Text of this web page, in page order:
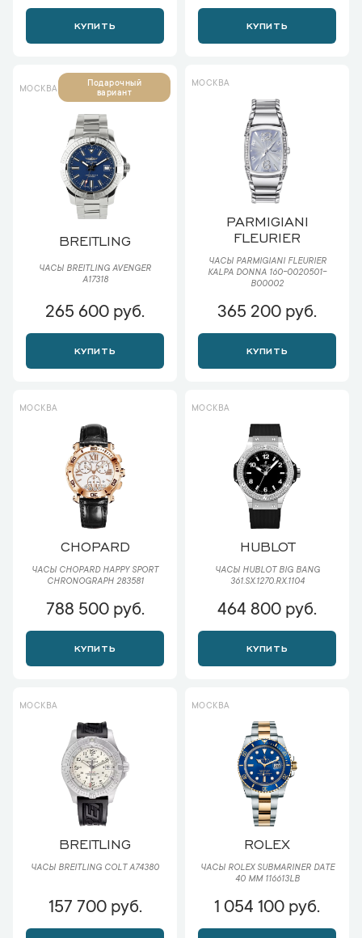
КУПИТЬ КУПИТЬ
МОСКВА
Подарочный
вариант
BREITLING
ЧАСЫ BREITLING AVENGER
A17318
265 600 руб.
КУПИТЬ
МОСКВА
PARMIGIANI
FLEURIER
ЧАСЫ PARMIGIANI FLEURIER
KALPA DONNA 160-0020501-
B00002
365 200 руб.
КУПИТЬ
МОСКВА
CHOPARD
ЧАСЫ CHOPARD HAPPY SPORT
CHRONOGRAPH 283581
788 500 руб.
КУПИТЬ
МОСКВА
HUBLOT
ЧАСЫ HUBLOT BIG BANG
361.SX.1270.RX.1104
464 800 руб.
КУПИТЬ
МОСКВА
BREITLING
ЧАСЫ BREITLING COLT A74380
157 700 руб.
МОСКВА
ROLEX
ЧАСЫ ROLEX SUBMARINER DATE
40 ММ 116613LB
1 054 100 руб.